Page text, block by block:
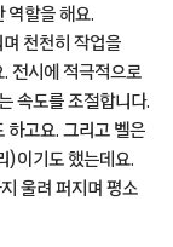
할을 해요.
천천히 작업을
전시에 적극적으로
속도를 조절합니다.
하고요. 그리고 벨은
이기도 했는데요.
울려 퍼지며 평소